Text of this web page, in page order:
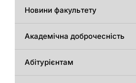
Новини факультету
Академічна доброчесність
Абітурієнтам